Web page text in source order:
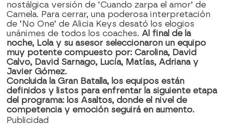
nostálgica versión de ‘Cuando zarpa el amor’ de
Camela. Para cerrar, una poderosa interpretación
de ‘No One’ de Alicia Keys desató los elogios
unánimes de todos los coaches. Al final de la
noche, Lola y su asesor seleccionaron un equipo
muy potente compuesto por: Carolina, David
Calvo, David Sarnago, Lucía, Matías, Adriana y
Javier Gómez.
Concluida la Gran Batalla, los equipos están
definidos y listos para enfrentar la siguiente etapa
del programa: los Asaltos, donde el nivel de
competencia y emoción seguirá en aumento.
Publicidad